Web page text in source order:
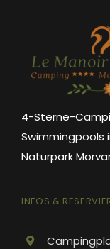
4-Sterne-
Swimmingpools
Naturpark
INFOS &